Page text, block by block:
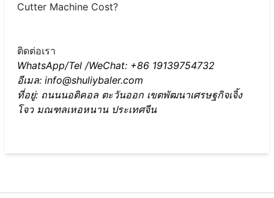
Cutter Machine Cost?
ติดต่อเรา
WhatsApp/Tel /WeChat: +86 19139754732
อีเมล: info@shuliybaler.com
ที่อยู่: ถนนนอติคอล ตะวันออก เขตพัฒนาเศรษฐกิจเจิ้ง
โจว มณฑลเหอหนาน ประเทศจีน